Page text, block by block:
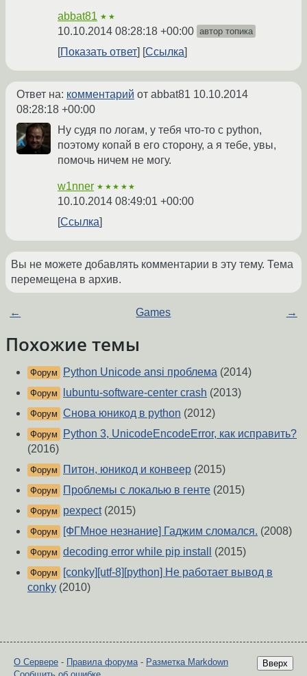
abbat81 ★★
10.10.2014 08:28:18 +00:00 автор топика
Показать ответ Ссылка
Ответ на: комментарий от abbat81 10.10.2014
08:28:18 +00:00
Ну судя по логам, у тебя что-то c python,
поэтому копай в его сторону, а я тебе, увы,
помочь ничем не могу.
w1nner ★★★★★
10.10.2014 08:49:01 +00:00
Ссылка
Вы не можете добавлять комментарии в эту тему. Тема
перемещена в архив.
← Games →
Похожие темы
Форум Python Unicode ansi проблема (2014)
Форум lubuntu-software-center crash (2013)
Форум Снова юникод в python (2012)
Форум
Python 3, UnicodeEncodeError, как исправить?
(2016)
Форум Питон, юникод и конвеер (2015)
Форум Проблемы с локалью в генте (2015)
Форум pexpect(2015)
Форум [ФГМное незнание] Гаджим сломался. (2008)
Форум decoding error while pip install (2015)
Форум
[conky][utf-8][python] Не работает вывод в
conky (2010)
Вверх
О Сервере - Правила форума- Разметка Markdown